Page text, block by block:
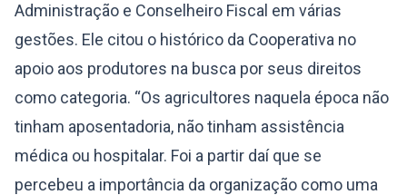
Administração e Conselheiro Fiscal em várias
gestões. Ele citou o histórico da Cooperativa no
apoio aos produtores na busca por seus direitos
como categoria. “Os agricultores naquela época não
tinham aposentadoria, não tinham assistência
médica ou hospitalar. Foi a partir daí que se
percebeu a importância da organização como uma